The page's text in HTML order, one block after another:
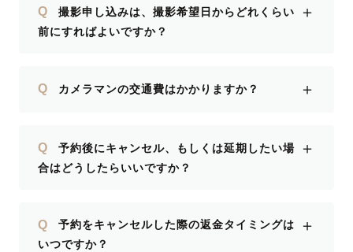
Q
撮影申し込みは、撮影希望日からどれくらい
前にすればよいですか？
＋
Q カメラマンの交通費はかかりますか？ ＋
Q
予約後にキャンセル、もしくは延期したい場
合はどうしたらいいですか？
＋
Q
予約をキャンセルした際の返金タイミングは
いつですか？
＋